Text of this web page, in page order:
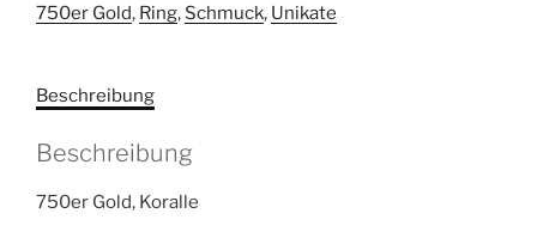
750er Gold, Ring, Schmuck, Unikate
Beschreibung
Beschreibung
750er Gold, Koralle